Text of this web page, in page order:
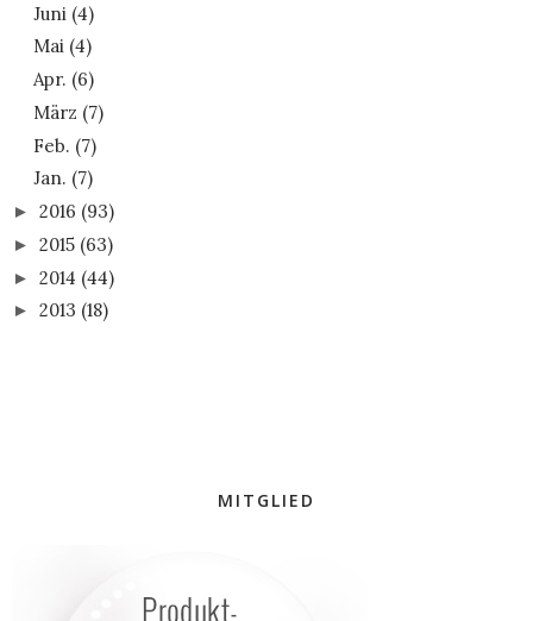
Juni (4)
Mai (4)
Apr. (6)
März (7)
Feb. (7)
Jan. (7)
► 2016 (93)
► 2015 (63)
► 2014 (44)
► 2013 (18)
MITGLIED